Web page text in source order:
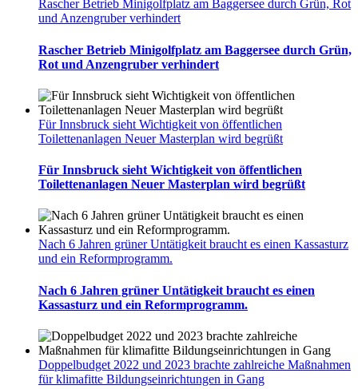
Rascher Betrieb Minigolfplatz am Baggersee durch Grün, Rot
und Anzengruber verhindert
Rascher Betrieb Minigolfplatz am Baggersee durch Grün,
Rot und Anzengruber verhindert
Für Innsbruck sieht Wichtigkeit von öffentlichen
Toilettenanlagen Neuer Masterplan wird begrüßt
Für Innsbruck sieht Wichtigkeit von öffentlichen
Toilettenanlagen Neuer Masterplan wird begrüßt
Nach 6 Jahren grüner Untätigkeit braucht es einen Kassasturz
und ein Reformprogramm.
Nach 6 Jahren grüner Untätigkeit braucht es einen
Kassasturz und ein Reformprogramm.
Doppelbudget 2022 und 2023 brachte zahlreiche Maßnahmen
für klimafitte Bildungseinrichtungen in Gang